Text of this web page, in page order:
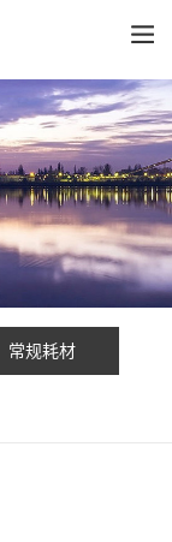
常规耗材